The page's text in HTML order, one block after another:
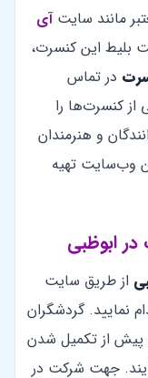
مانند سایتآی
بلیط این کنسرت،
در تماس
کنسرت‌ها را
و هنرمندان
وب‌سایت تهیه
ابوظبی
از طریق سایت
نمایید. گردشگران
پیش از تکمیل شدن
جهت شرکت در